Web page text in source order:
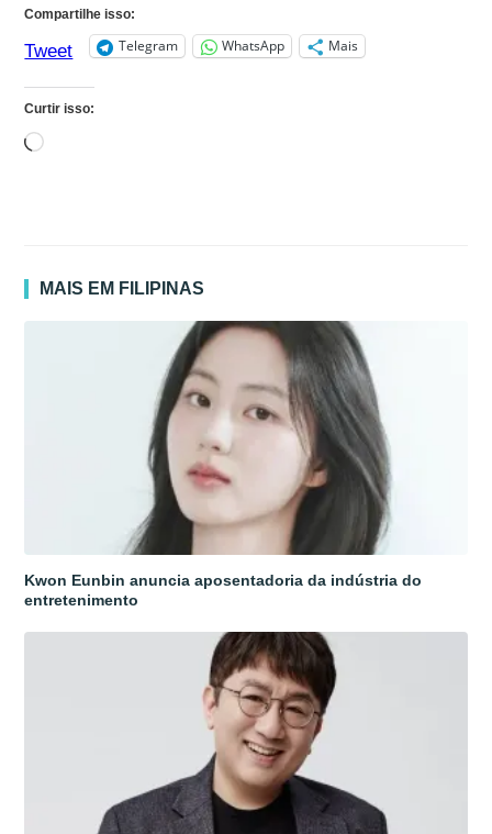
Compartilhe isso:
Tweet Telegram WhatsApp Mais
Curtir isso:
Carregando...
MAIS EM FILIPINAS
Kwon Eunbin anuncia aposentadoria da indústria do
entretenimento